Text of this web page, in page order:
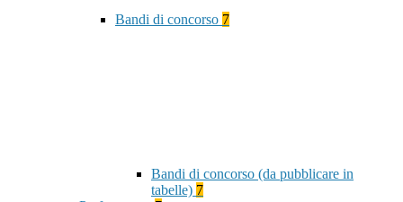
Bandi di concorso 7
Bandi di concorso (da pubblicare in
tabelle) 7